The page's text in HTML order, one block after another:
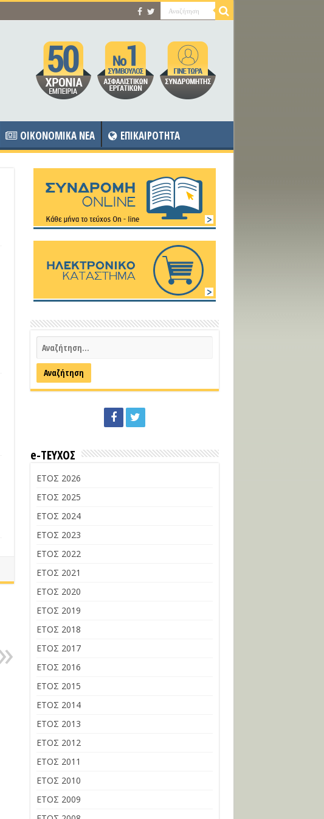
OIKONOMIKA NEA ΕΠΙΚΑΙΡΟΤΗΤΑ
e-ΤΕΥΧΟΣ
ΕΤΟΣ 2026
ΕΤΟΣ 2025
ΕΤΟΣ 2024
ΕΤΟΣ 2023
ΕΤΟΣ 2022
ΕΤΟΣ 2021
ΕΤΟΣ 2020
ΕΤΟΣ 2019
ΕΤΟΣ 2018
ΕΤΟΣ 2017
ΕΤΟΣ 2016
ΕΤΟΣ 2015
ΕΤΟΣ 2014
ΕΤΟΣ 2013
ΕΤΟΣ 2012
ΕΤΟΣ 2011
ΕΤΟΣ 2010
ΕΤΟΣ 2009